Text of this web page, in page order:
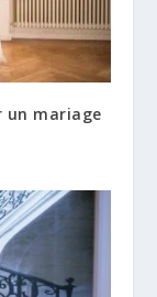
un mariage